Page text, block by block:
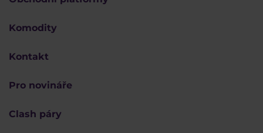
Komodity
Kontakt
Pro novináře
Clash páry